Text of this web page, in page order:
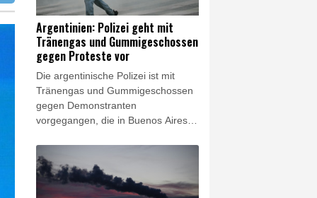
Argentinien: Polizei geht mit
Tränengas und Gummigeschossen
gegen Proteste vor
Die argentinische Polizei ist mit
Tränengas und Gummigeschossen
gegen Demonstranten
vorgegangen, die in Buenos Aires
Gesetzentwurf zur Stärkung von
Privatbesitz protestierten. Die
Demonstration fand am Donnerstag
vor dem Sitz des Senats in der